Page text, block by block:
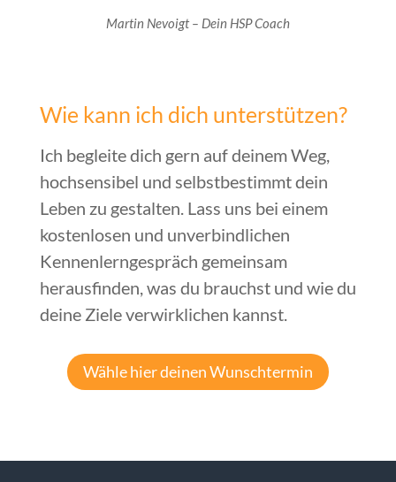
Martin Nevoigt – Dein HSP Coach
Wie kann ich dich unterstützen?
Ich begleite dich gern auf deinem Weg,
hochsensibel und selbstbestimmt dein
Leben zu gestalten. Lass uns bei einem
kostenlosen und unverbindlichen
Kennenlerngespräch gemeinsam
herausfinden, was du brauchst und wie du
deine Ziele verwirklichen kannst.
Wähle hier deinen Wunschtermin